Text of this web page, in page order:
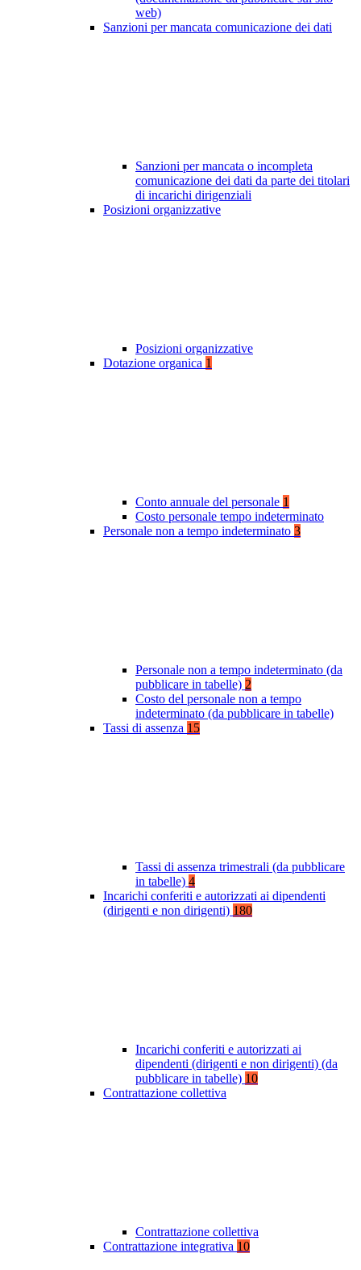
web)
Sanzioni per mancata comunicazione dei dati
Sanzioni per mancata o incompleta
comunicazione dei dati da parte dei titolari
di incarichi dirigenziali
Posizioni organizzative
Posizioni organizzative
Dotazione organica 1
Conto annuale del personale 1
Costo personale tempo indeterminato
Personale non a tempo indeterminato 3
Personale non a tempo indeterminato (da
pubblicare in tabelle) 2
Costo del personale non a tempo
indeterminato (da pubblicare in tabelle)
Tassi di assenza 15
Tassi di assenza trimestrali (da pubblicare
in tabelle) 4
Incarichi conferiti e autorizzati ai dipendenti
(dirigenti e non dirigenti) 180
Incarichi conferiti e autorizzati ai
dipendenti (dirigenti e non dirigenti) (da
pubblicare in tabelle) 10
Contrattazione collettiva
Contrattazione collettiva
Contrattazione integrativa 10